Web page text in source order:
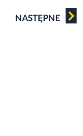
NASTĘPNE